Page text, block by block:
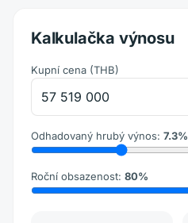
Kalkulačka výnosu
Kupní cena (THB)
Odhadovaný hrubý výnos: 7.3%
Roční obsazenost: 80%